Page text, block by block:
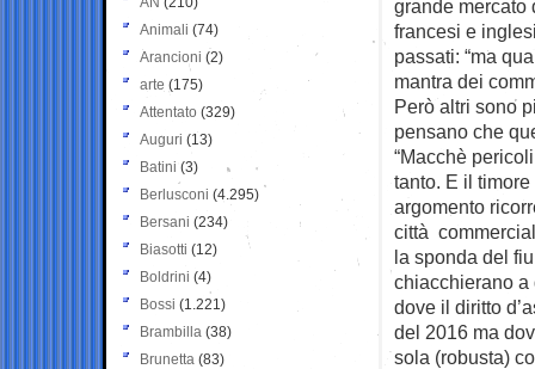
grande mercato
francesi e
passati: “ma
mantra dei
Però altri sono
pensano che
“Macchè
tanto. E il timore
argomento
città
la sponda del
chiacchierano a
dove il diritto
del 2016 ma
sola (robusta)
Animali (74)
Arancioni (2)
arte (175)
Attentato (329)
Auguri (13)
Batini (3)
Berlusconi (4.295)
Bersani (234)
Biasotti (12)
Boldrini (4)
Bossi (1.221)
Brambilla (38)
Brunetta (83)